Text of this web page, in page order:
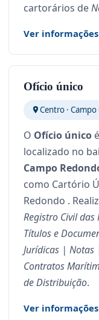
cartorários de
Ver
Ofício único
Centro · Campo
O Ofício único
localizado no
Campo
como Cartório
Redondo .
Registro Civil
Títulos e
Jurídicas | Notas
Contratos
de Distribuição.
Ver